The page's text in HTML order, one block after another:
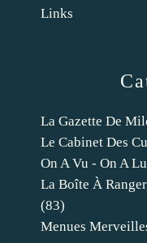
La Gazette De
Le Cabinet Des
On A Vu - On A
La Boîte À
(83)
Menues
Links